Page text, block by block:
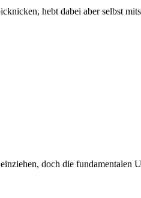
hebt dabei aber selbst
doch die fundamentalen